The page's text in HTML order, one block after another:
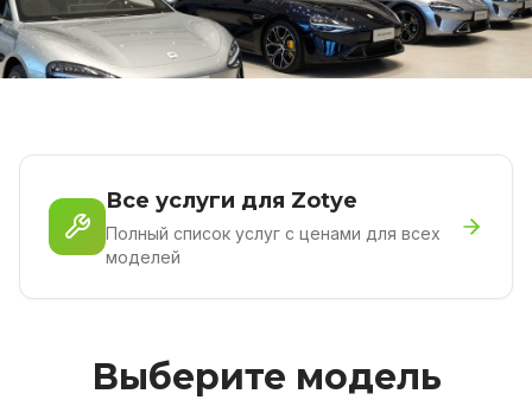
Все услуги для Zotye
Полный список услуг с ценами для всех
моделей
Выберите модель